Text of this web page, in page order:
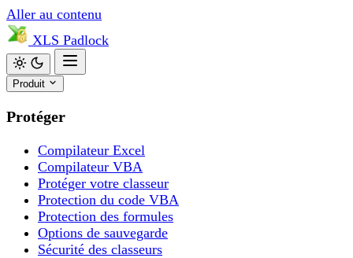
Aller au contenu
XLS Padlock
Produit
Protéger
Compilateur Excel
Compilateur VBA
Protéger votre classeur
Protection du code VBA
Protection des formules
Options de sauvegarde
Sécurité des classeurs